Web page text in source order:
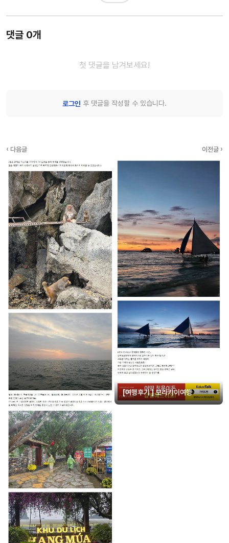
댓글 0개
첫 댓글을 남겨보세요!
로그인 후 댓글을 작성할 수 있습니다.
‹ 다음글 이전글 ›
[여행후기 ] 보라카이여행